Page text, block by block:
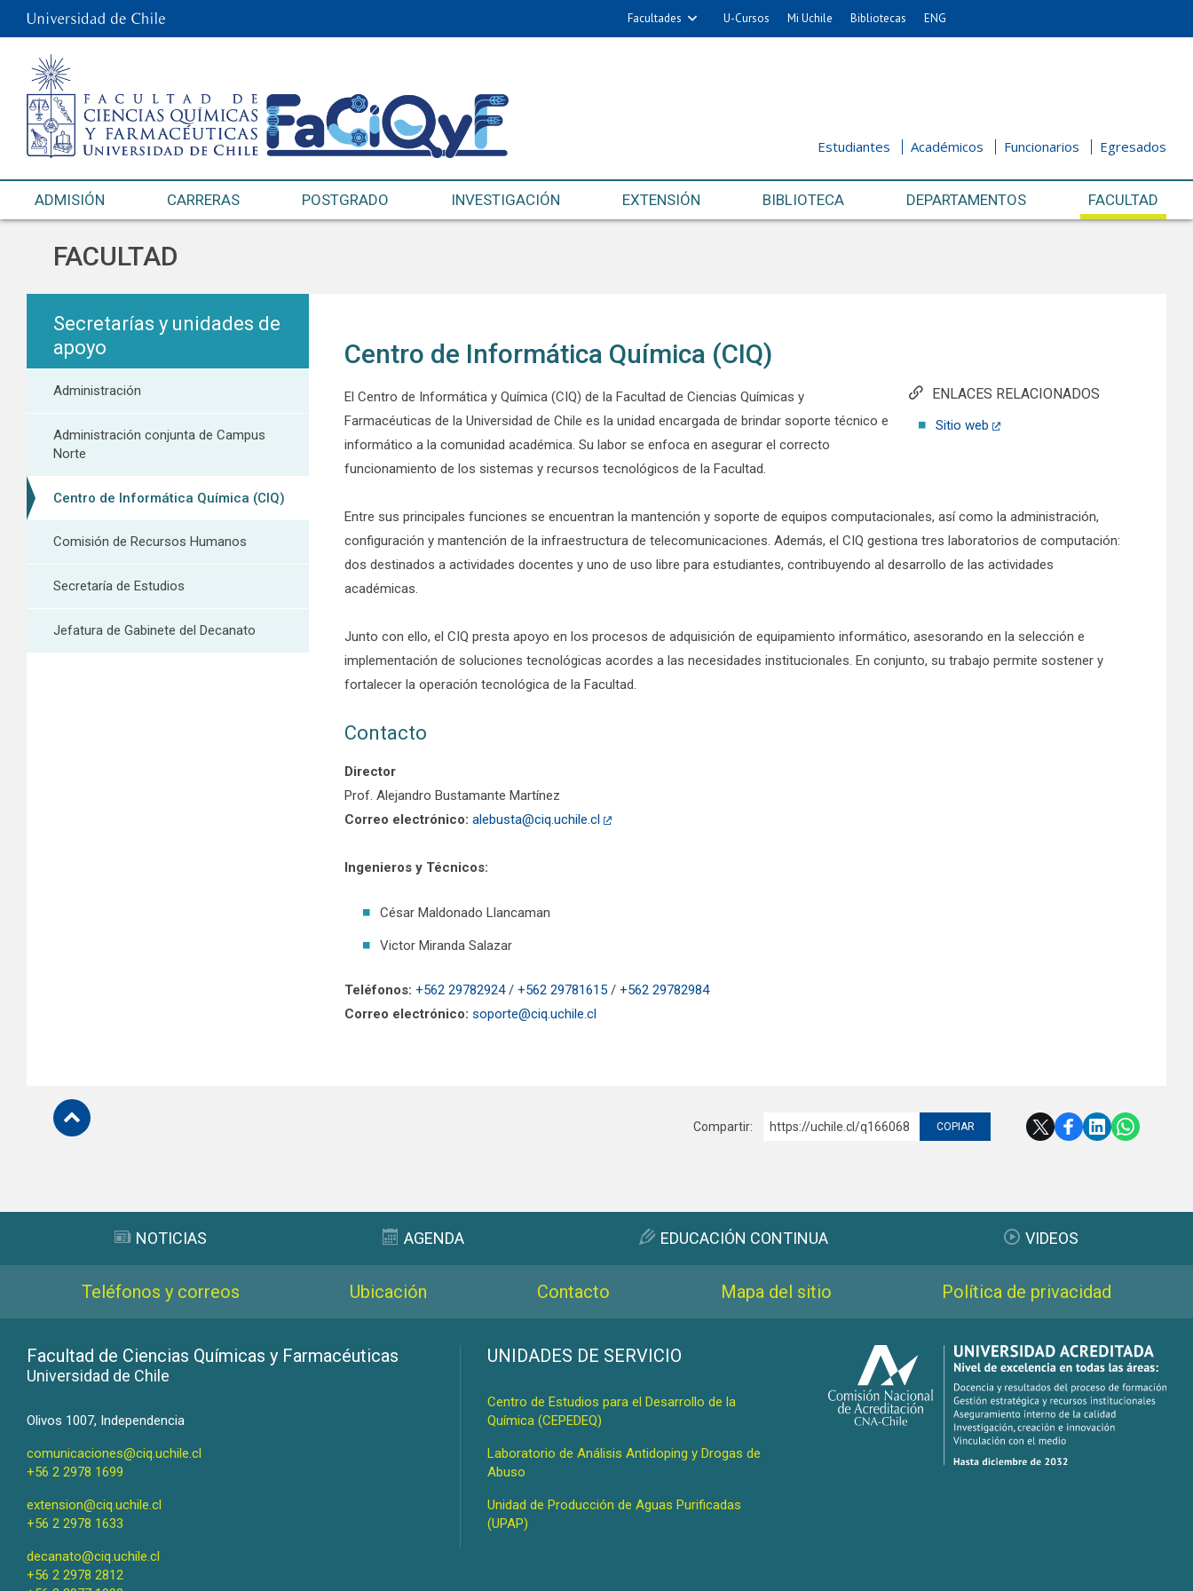
Facultades U-Cursos Mi Uchile Bibliotecas ENG
Estudiantes Académicos Funcionarios Egresados
ADMISIÓN CARRERAS POSTGRADO INVESTIGACIÓN EXTENSIÓN BIBLIOTECA DEPARTAMENTOS FACULTAD
FACULTAD
Secretarías y unidades de
apoyo
Administración
Administración conjunta de Campus
Norte
Centro de Informática Química (CIQ)
Comisión de Recursos Humanos
Secretaría de Estudios
Jefatura de Gabinete del Decanato
Centro de Informática Química (CIQ)
ENLACES RELACIONADOS
Sitio web
El Centro de Informática y Química (CIQ) de la Facultad de Ciencias Químicas y
Farmacéuticas de la Universidad de Chile es la unidad encargada de brindar soporte técnico e
informático a la comunidad académica. Su labor se enfoca en asegurar el correcto
funcionamiento de los sistemas y recursos tecnológicos de la Facultad.
Entre sus principales funciones se encuentran la mantención y soporte de equipos computacionales, así como la administración,
configuración y mantención de la infraestructura de telecomunicaciones. Además, el CIQ gestiona tres laboratorios de computación:
dos destinados a actividades docentes y uno de uso libre para estudiantes, contribuyendo al desarrollo de las actividades
académicas.
Junto con ello, el CIQ presta apoyo en los procesos de adquisición de equipamiento informático, asesorando en la selección e
implementación de soluciones tecnológicas acordes a las necesidades institucionales. En conjunto, su trabajo permite sostener y
fortalecer la operación tecnológica de la Facultad.
Contacto
Director
Prof. Alejandro Bustamante Martínez
Correo electrónico: alebusta@ciq.uchile.cl
Ingenieros y Técnicos:
César Maldonado Llancaman
Victor Miranda Salazar
Teléfonos: +562 29782924/+562 29781615 /+562 29782984
Correo electrónico: soporte@ciq.uchile.cl
Compartir: https://uchile.cl/q166068 COPIAR
NOTICIAS AGENDA EDUCACIÓN CONTINUA VIDEOS
Teléfonos y correos Ubicación Contacto Mapa del sitio Política de privacidad
Facultad de Ciencias Químicas y Farmacéuticas
Universidad de Chile
Olivos 1007, Independencia
comunicaciones@ciq.uchile.cl
+56 2 2978 1699
extension@ciq.uchile.cl
+56 2 2978 1633
decanato@ciq.uchile.cl
+56 2 2978 2812
UNIDADES DE SERVICIO
Centro de Estudios para el Desarrollo de la
Química (CEPEDEQ)
Laboratorio de Análisis Antidoping y Drogas de
Abuso
Unidad de Producción de Aguas Purificadas
(UPAP)